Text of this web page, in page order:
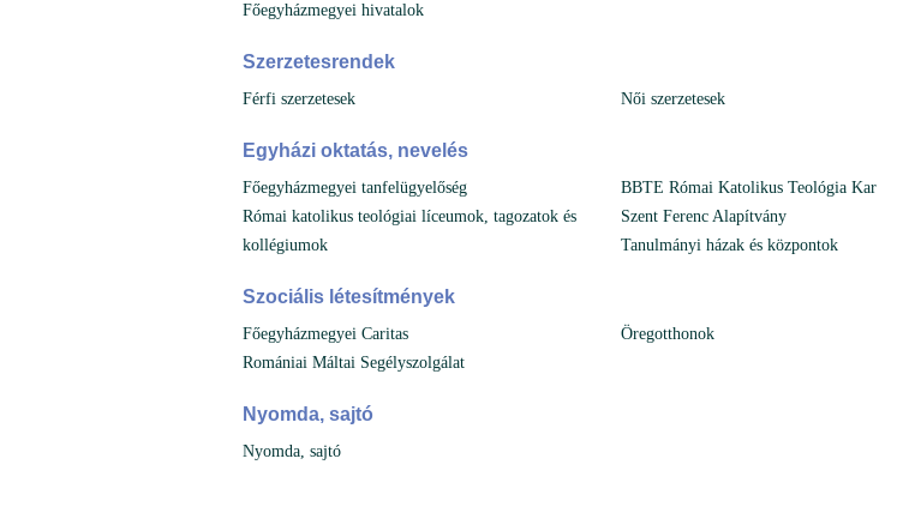
Főegyházmegyei hivatalok
Szerzetesrendek
Férfi szerzetesek Női szerzetesek
Egyházi oktatás, nevelés
Főegyházmegyei tanfelügyelőség
BBTE Római Katolikus Teológia Kar
Római katolikus teológiai líceumok, tagozatok és
kollégiumok
Szent Ferenc Alapítvány
Tanulmányi házak és központok
Szociális létesítmények
Főegyházmegyei Caritas
Öregotthonok
Romániai Máltai Segélyszolgálat
Nyomda, sajtó
Nyomda, sajtó